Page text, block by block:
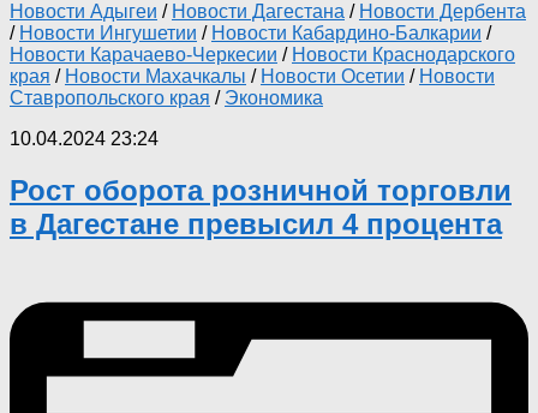
Новости Адыгеи / Новости Дагестана / Новости Дербента
/ Новости Ингушетии / Новости Кабардино-Балкарии /
Новости Карачаево-Черкесии / Новости Краснодарского
края / Новости Махачкалы / Новости Осетии / Новости
Ставропольского края / Экономика
10.04.2024 23:24
Рост оборота розничной торговли
в Дагестане превысил 4 процента